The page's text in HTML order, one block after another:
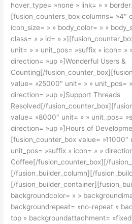
hover_type= »none » link= » »
[fusion_counters_box columns= »4″
icon_size= » » body_color= » »
class= » » id= »
unit= » » unit_pos= »suffix » icon= » »
direction= »up »]Wonderful Users &
Counting[/
value= »25000″ unit= » » unit_pos=
direction= »up »]Support Threads
Resolved[/
value= »8000″ unit= » » unit_pos=
direction= »up »]Hours of
[fusion_counter_box value= »11000″
unit_pos= »suffix » icon= » »
Coffee[/fusion_counter_box][/
[/fusion_builder_column][/
[/
backgroundcolor= » »
backgroundrepeat= »no-repeat »
top » backgroundattachment=